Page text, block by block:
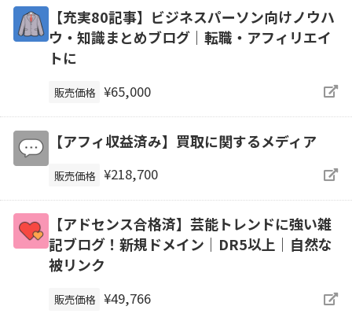
【充実80記事】ビジネスパーソン向けノウハ
ウ・知識まとめブログ｜転職・アフィリエイ
トに
販売価格 ¥65,000
【アフィ収益済み】買取に関するメディア
販売価格 ¥218,700
【アドセンス合格済】芸能トレンドに強い雑
記ブログ！新規ドメイン｜DR5以上｜自然な
被リンク
販売価格 ¥49,766